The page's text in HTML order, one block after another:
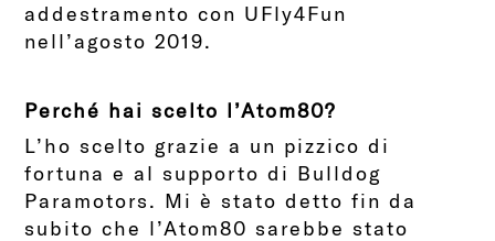
addestramento con UFly4Fun
nell’agosto 2019.
Perché hai scelto l’Atom80?
L’ho scelto grazie a un pizzico di
fortuna e al supporto di Bulldog
Paramotors. Mi è stato detto fin da
subito che l’Atom80 sarebbe stato